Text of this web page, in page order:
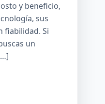
y beneficio,
sus
fiabilidad. Si
un